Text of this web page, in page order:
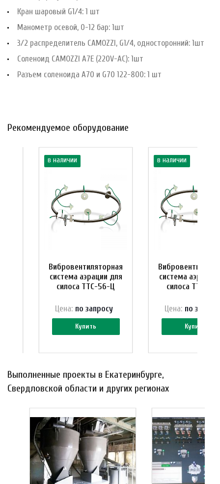
Кран шаровый G1/4: 1 шт
Манометр осевой, 0-12 бар: 1шт
3/2 распределитель CAMOZZI, G1/4, односторонний: 1шт
Соленоид CAMOZZI A7E (220V-AC): 1шт
Разъем соленоида A70 и G70 122-800: 1 шт
Рекомендуемое оборудование
в наличии
Вибровентиляторная
система аэрации для
силоса ТТС-56-Ц
Купить
Цена: по запросу
в наличии
система аэрации
силоса ТТС-
Купить
Цена: по зап
Выполненные проекты в Екатеринбурге,
Свердловской области и других регионах